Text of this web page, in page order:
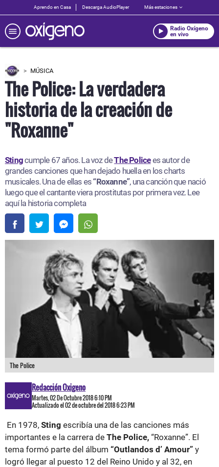
Aprendo en Casa Descarga AudioPlayer Más estaciones
Radio Oxígeno
en vivo
MÚSICA
The Police: La verdadera
historia de la creación de
"Roxanne"
Stingcumple 67 años. La voz deThe Policees autor de
grandes canciones que han dejado huella en los charts
musicales. Una de ellas es “Roxanne”, una canción que nació
luego que el cantante viera prostitutas por primera vez. Lee
aquí la historia completa
The Police
Redacción Oxigeno
Martes, 02 De Octubre 2018 6:10 PM
Actualizado el 02 de octubre del 2018 6:23 PM
En 1978, Sting escribía una de las canciones más
importantes e la carrera de The Police, “Roxanne”. El
tema formó parte del álbum “Outlandos d’ Amour” y
logró llegar al puesto 12 del Reino Unido y al 32, en